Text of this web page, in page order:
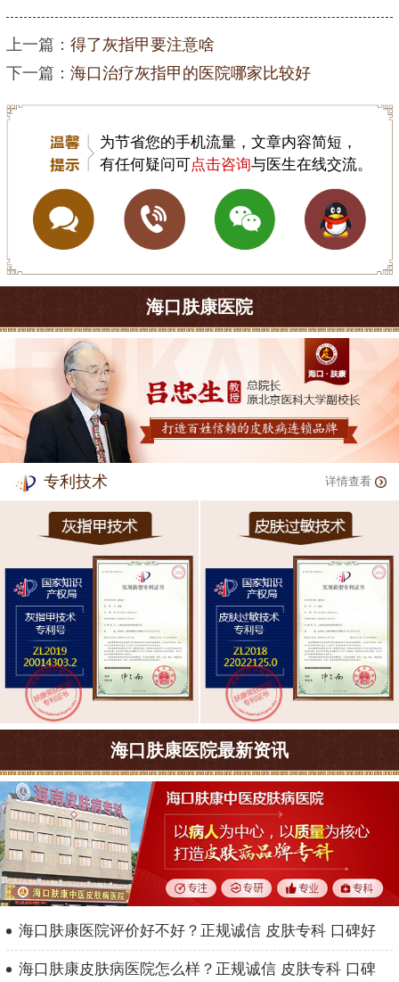
上一篇： 得了灰指甲要注意啥
下一篇： 海口治疗灰指甲的医院哪家比较好
为节省您的手机流量，文章内容简短，
有任何疑问可点击咨询与医生在线交流。
海口肤康医院
专利技术 详情查看
海口肤康医院最新资讯
海口肤康医院评价好不好？正规诚信 皮肤专科 口碑好
海口肤康皮肤病医院怎么样？正规诚信 皮肤专科 口碑